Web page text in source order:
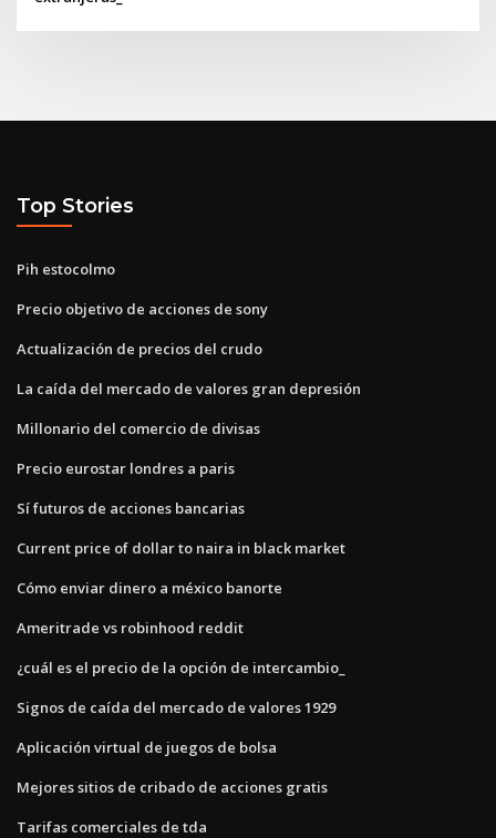
Top Stories
Pih estocolmo
Precio objetivo de acciones de sony
Actualización de precios del crudo
La caída del mercado de valores gran depresión
Millonario del comercio de divisas
Precio eurostar londres a paris
Sí futuros de acciones bancarias
Current price of dollar to naira in black market
Cómo enviar dinero a méxico banorte
Ameritrade vs robinhood reddit
¿cuál es el precio de la opción de intercambio_
Signos de caída del mercado de valores 1929
Aplicación virtual de juegos de bolsa
Mejores sitios de cribado de acciones gratis
Tarifas comerciales de tda